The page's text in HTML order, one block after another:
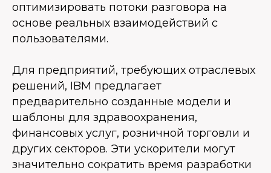
оптимизировать потоки разговора на
основе реальных взаимодействий с
пользователями.
Для предприятий, требующих отраслевых
решений, IBM предлагает
предварительно созданные модели и
шаблоны для здравоохранения,
финансовых услуг, розничной торговли и
других секторов. Эти ускорители могут
значительно сократить время разработки